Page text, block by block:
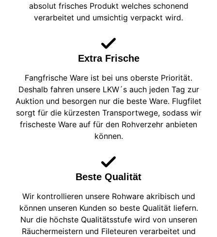
absolut frisches Produkt welches schonend
verarbeitet und umsichtig verpackt wird.
Extra Frische
Fangfrische Ware ist bei uns oberste Priorität.
Deshalb fahren unsere LKW´s auch jeden Tag zur
Auktion und besorgen nur die beste Ware. Flugfilet
sorgt für die kürzesten Transportwege, sodass wir
frischeste Ware auf für den Rohverzehr anbieten
können.
Beste Qualität
Wir kontrollieren unsere Rohware akribisch und
können unseren Kunden so beste Qualität liefern.
Nur die höchste Qualitätsstufe wird von unseren
Räuchermeistern und Fileteuren verarbeitet und